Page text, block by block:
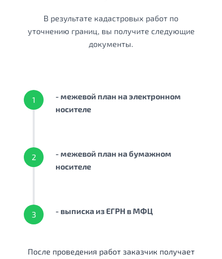
В результате кадастровых работ по
уточнению границ, вы получите следующие
документы.
1
- межевой план на электронном
носителе
2
- межевой план на бумажном
носителе
3 - выписка из ЕГРН в МФЦ
После проведения работ заказчик получает